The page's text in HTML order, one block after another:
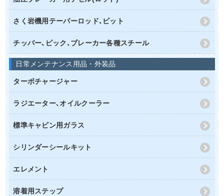
さく岩機用テーパーロッド､ビット
チッパー､ピック､ブレーカー各種スチール
日常メンテナンス用品・外装品
ターボチャージャー
ラジエーター､オイルクーラー
標準キャビン用ガラス
シリンダーシールキット
エレメント
溶着用ステップ